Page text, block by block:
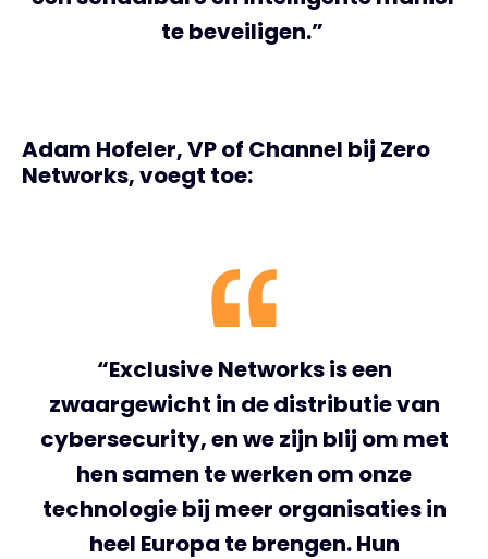
te beveiligen.”
Adam Hofeler, VP of Channel bij Zero
Networks, voegt toe:
“Exclusive Networks is een
zwaargewicht in de distributie van
cybersecurity, en we zijn blij om met
hen samen te werken om onze
technologie bij meer organisaties in
heel Europa te brengen. Hun